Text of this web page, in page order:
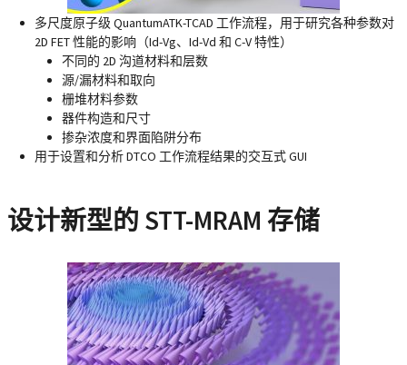
多尺度原子级 QuantumATK-TCAD 工作流程，用于研究各种参数对
2D FET 性能的影响（Id-Vg、Id-Vd 和 C-V 特性）
不同的 2D 沟道材料和层数
源/漏材料和取向
栅堆材料参数
器件构造和尺寸
掺杂浓度和界面陷阱分布
用于设置和分析 DTCO 工作流程结果的交互式 GUI
设计新型的 STT-MRAM 存储